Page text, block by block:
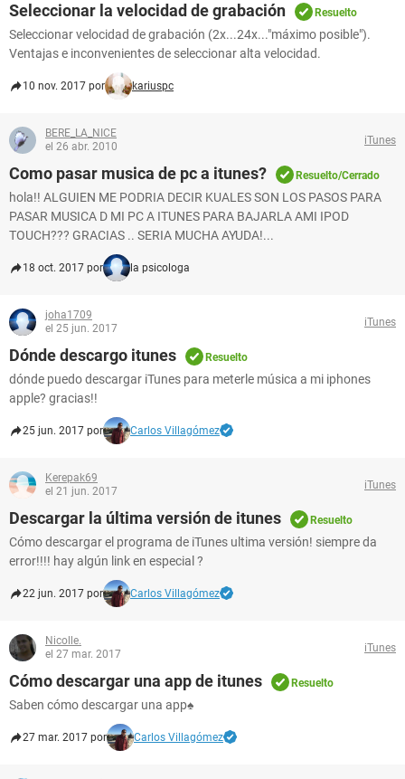
Seleccionar la velocidad de grabación Resuelto
Seleccionar velocidad de grabación (2x...24x..."máximo posible").
Ventajas e inconvenientes de seleccionar alta velocidad.
10 nov. 2017 por kariuspc
BERE_LA_NICE
el 26 abr. 2010
iTunes
Como pasar musica de pc a itunes? Resuelto/Cerrado
hola!! ALGUIEN ME PODRIA DECIR KUALES SON LOS PASOS PARA
PASAR MUSICA D MI PC A ITUNES PARA BAJARLA AMI IPOD
TOUCH??? GRACIAS .. SERIA MUCHA AYUDA!...
18 oct. 2017 por la psicologa
joha1709
el 25 jun. 2017
iTunes
Dónde descargo itunes Resuelto
dónde puedo descargar iTunes para meterle música a mi iphones
apple? gracias!!
25 jun. 2017 por Carlos Villagómez
Kerepak69
el 21 jun. 2017
iTunes
Descargar la última versión de itunes Resuelto
Cómo descargar el programa de iTunes ultima versión! siempre da
error!!!! hay algún link en especial ?
22 jun. 2017 por Carlos Villagómez
Nicolle.
el 27 mar. 2017
iTunes
Cómo descargar una app de itunes Resuelto
Saben cómo descargar una app♠
27 mar. 2017 por Carlos Villagómez